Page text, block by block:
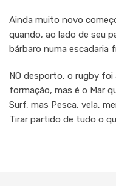
Ainda muito novo
quando, ao lado de seu
bárbaro numa escadaria
NO desporto, o rugby
formação, mas é o Mar
Surf, mas Pesca, vela,
Tirar partido de tudo o